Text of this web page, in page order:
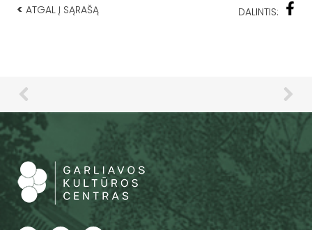
< ATGAL Į SĄRAŠĄ DALINTIS: